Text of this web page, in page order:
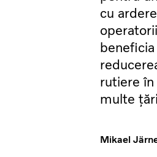
cu
rutiere în
multe
Mikael